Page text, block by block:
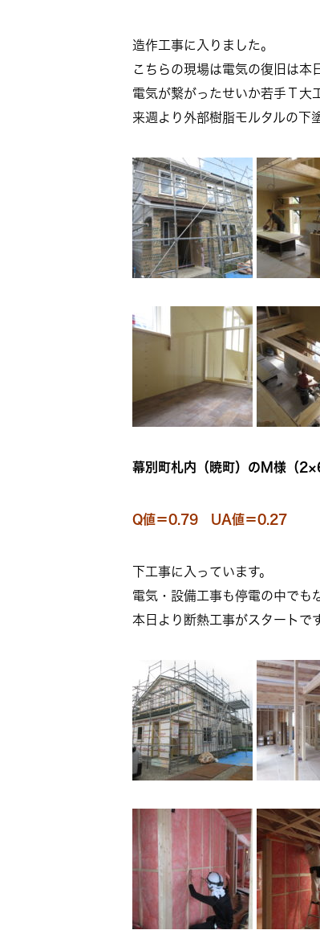
造作工事に入りました。
こちらの現場は電気の復旧は本
電気が繋がったせいか若手Ｔ大
来週より外部樹脂モルタルの下
幕別町札内（暁町）のM様（
Q値＝0.79 UA値＝0.27
下工事に入っています。
電気・設備工事も停電の中でも
本日より断熱工事がスタートです